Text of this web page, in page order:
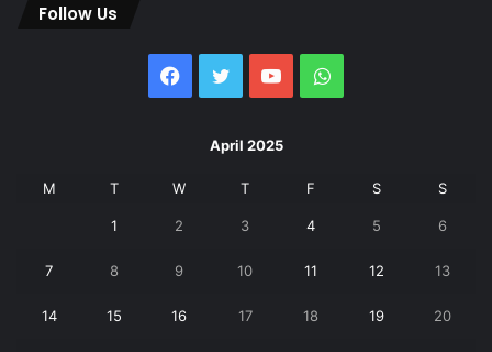
Follow Us
Facebook
Twitter YouTubeWhatsApp
April 2025
M T W T F S S
1 2 3 4 5 6
7 8 9 10 11 12 13
14 15 16 17 18 19 20